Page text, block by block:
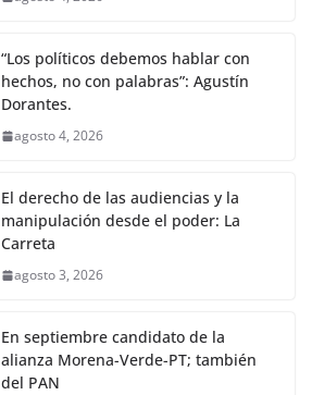
“Los políticos debemos hablar con
hechos, no con palabras”: Agustín
Dorantes.
agosto 4, 2026
El derecho de las audiencias y la
manipulación desde el poder: La
Carreta
agosto 3, 2026
En septiembre candidato de la
alianza Morena-Verde-PT; también
del PAN